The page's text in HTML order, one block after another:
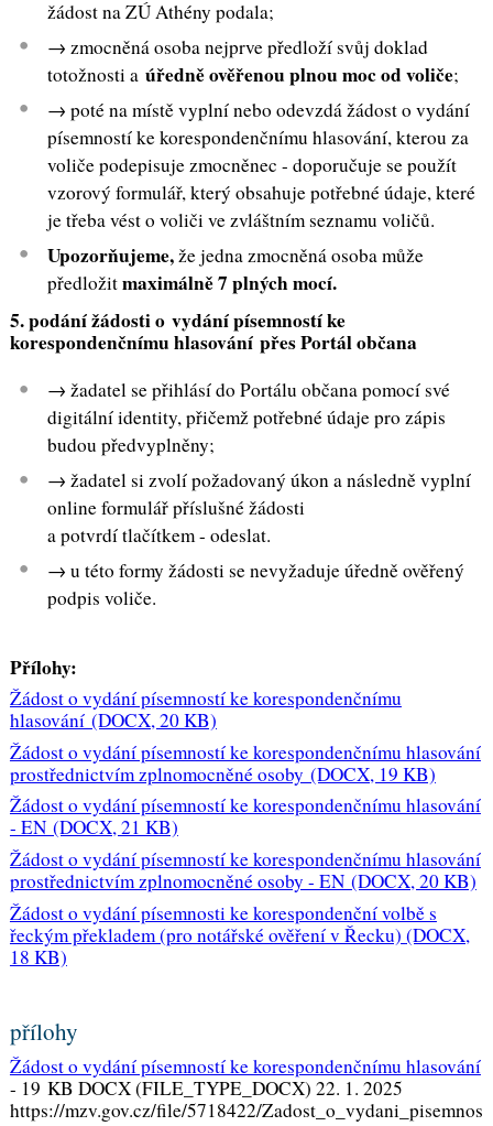
žádost na ZÚ Athény podala;
→ zmocněná osoba nejprve předloží svůj doklad
totožnosti aúředně ověřenou plnou moc od voliče;
→ poté na místě vyplní nebo odevzdá žádost o vydání
písemností ke korespondenčnímu hlasování, kterou za
voliče podepisuje zmocněnec - doporučuje se použít
vzorový formulář, který obsahuje potřebné údaje, které
je třeba vést o voliči ve zvláštním seznamu voličů.
Upozorňujeme,že jedna zmocněná osoba může
předložitmaximálně 7 plných mocí.
5. podání žádosti o vydání písemností ke
korespondenčnímu hlasování přes Portál občana
→ žadatel se přihlásí do Portálu občana pomocí své
digitální identity, přičemž potřebné údaje pro zápis
budou předvyplněny;
→ žadatel si zvolí požadovaný úkon a následně vyplní
online formulář příslušné žádosti
a potvrdí tlačítkem - odeslat.
→ u této formy žádosti se nevyžaduje úředně ověřený
podpis voliče.
Přílohy:
Žádost o vydání písemností ke korespondenčnímu
hlasování (DOCX, 20 KB)
Žádost o vydání písemností ke korespondenčnímu hlasování
prostřednictvím zplnomocněné osoby (DOCX, 19 KB)
Žádost o vydání písemností ke korespondenčnímu hlasování
- EN (DOCX, 21 KB)
Žádost o vydání písemností ke korespondenčnímu hlasování
prostřednictvím zplnomocněné osoby - EN (DOCX, 20 KB)
Žádost o vydání písemnosti ke korespondenční volbě s
řeckým překladem (pro notářské ověření v Řecku) (DOCX,
18 KB)
přílohy
Žádost o vydání písemností ke korespondenčnímu hlasování
- 19 KB DOCX (FILE_TYPE_DOCX) 22. 1. 2025
https://mzv.gov.cz/file/5718422/Zadost_o_vydani_pisemnos